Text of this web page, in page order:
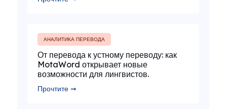
АНАЛИТИКА ПЕРЕВОДА
От перевода к устному переводу: как
MotaWord открывает новые
возможности для лингвистов.
Прочтите ➞